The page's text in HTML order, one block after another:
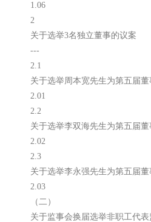
1.06
2
关于选举3名独立董事的议案
---
2.1
关于选举周本宽先生为第五届董
2.01
2.2
关于选举李双海先生为第五届董
2.02
2.3
关于选举李永强先生为第五届董
2.03
（二）
关于监事会换届选举非职工代表